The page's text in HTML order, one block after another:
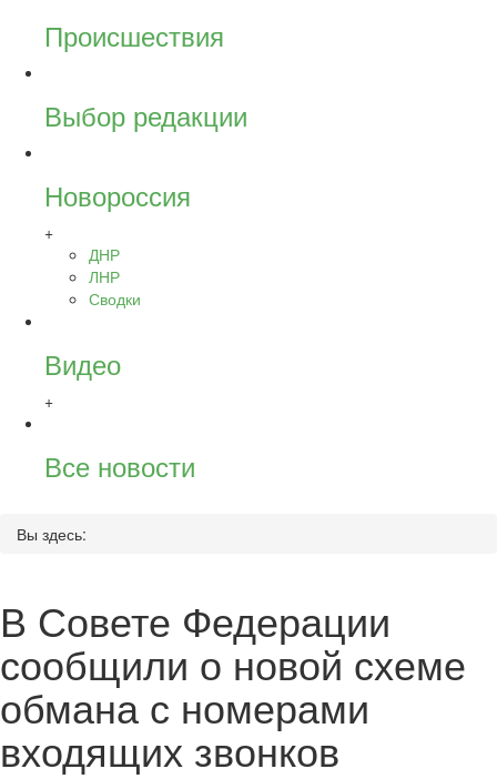
Происшествия
Выбор редакции
Новороссия
+
ДНР
ЛНР
Сводки
Видео
+
Все новости
Вы здесь:
В Совете Федерации
сообщили о новой схеме
обмана с номерами
входящих звонков